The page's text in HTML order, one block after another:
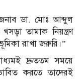
জনাব ডা. মোঃ আব্দুল
খসড়া তামাক নিয়ন্ত্রণ
রাখা জরুরি।”
দ্রুততম সময়ে
করতে তাদেরই